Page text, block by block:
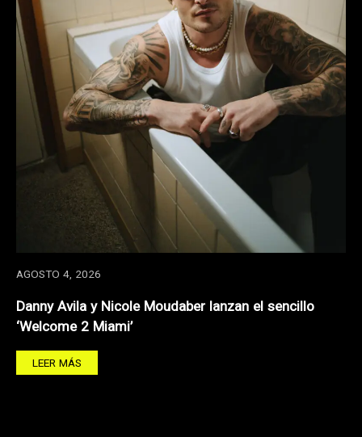
AGOSTO 4, 2026
Danny Avila y Nicole Moudaber lanzan el sencillo
‘Welcome 2 Miami’
LEER MÁS